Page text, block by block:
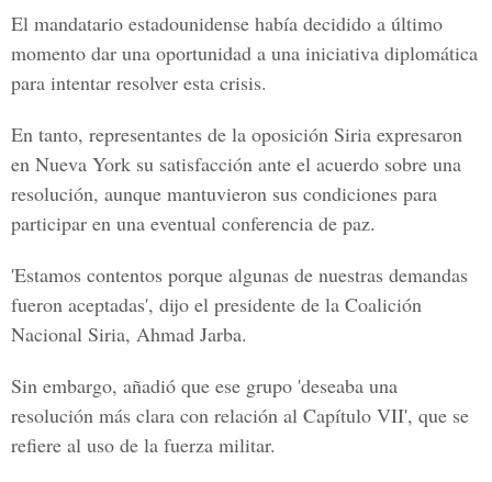
El mandatario estadounidense había decidido a último
momento dar una oportunidad a una iniciativa diplomática
para intentar resolver esta crisis.
En tanto, representantes de la oposición Siria expresaron
en Nueva York su satisfacción ante el acuerdo sobre una
resolución, aunque mantuvieron sus condiciones para
participar en una eventual conferencia de paz.
'Estamos contentos porque algunas de nuestras demandas
fueron aceptadas', dijo el presidente de la Coalición
Nacional Siria, Ahmad Jarba.
Sin embargo, añadió que ese grupo 'deseaba una
resolución más clara con relación al Capítulo VII', que se
refiere al uso de la fuerza militar.